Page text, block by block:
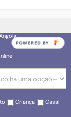
Criança Casal
POWERED BY